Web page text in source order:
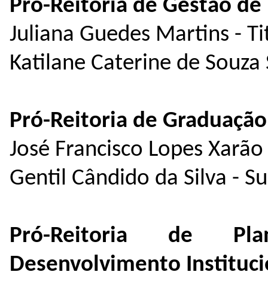
Pró-Reitoria de Gestão de
Juliana Guedes Martins -
Katilane Caterine de
Pró-Reitoria de Graduação
José Francisco Lopes
Gentil Cândido da Silva -
Pró-Reitoria de
Desenvolvimento